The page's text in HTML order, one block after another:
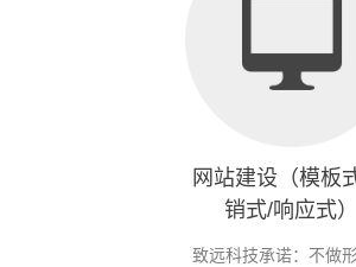
网站建设（模板
销式/响应式）
致远科技承诺：不做